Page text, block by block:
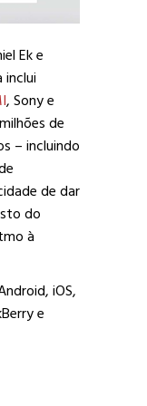
Ek e
, Sony e
de
– incluindo
de dar
do
à
iOS,
e